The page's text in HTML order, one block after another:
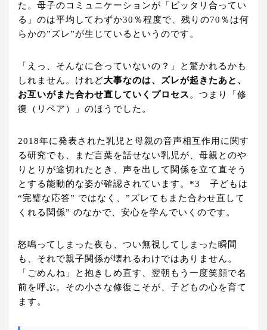
た。母子のコミュニケーションが「ピッタリ合ってい
る」のは平均してわずか30％程度で、残りの70％は何
らかの”ズレ”が生じているというのです。
「えっ、そんなに合っていないの？」と驚かれるかも
しれません。けれど大事なのは、ズレが起きたあと、
お互いがまた合わせ直していくプロセス 。つまり「修
復（リペア）」のほうでした。
2018年に発表された乳児と母親の音声相互作用に関す
る研究でも、まだ言葉を話せない乳児が、母親とのや
りとりが途切れたとき、声を出して関係を立て直そう
とする能動的な姿が確認されています。*3 子どもは
“完璧な応答” ではなく、”ズレてもまた合わせ直して
くれる関係” のなかで、安心を学んでいくのです。
怒鳴ってしまった夜も、つい無視してしまった瞬間
も、それで親子関係が壊れるわけではありません。
「ごめんね」と抱きしめ直す、翌朝もう一度笑顔で名
前を呼ぶ。その小さな修復こそが、子どもの心を育て
ます。